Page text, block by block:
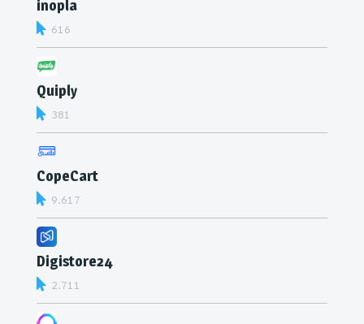
inopla
616
Quiply
381
CopeCart
9.617
Digistore24
2.711